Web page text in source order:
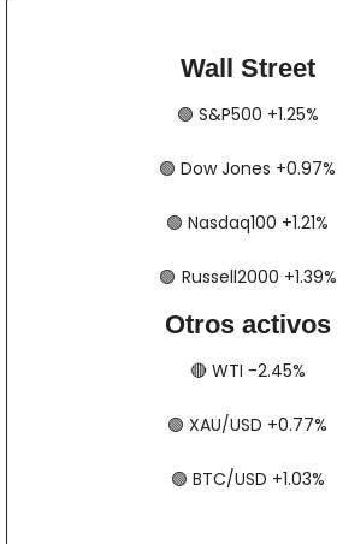
Wall Street
🟢 ​​​​ S&P500 +1.25%
🟢 ​​​​ Dow Jones +0.97%
🟢 ​​​​ Nasdaq100 +1.21%
🟢 ​​​  Russell2000 +1.39%
Otros activos
🔴​​​​ WTI -2.45%
🟢 ​​​​ XAU/USD +0.77%
🟢 ​​​​ BTC/USD +1.03%